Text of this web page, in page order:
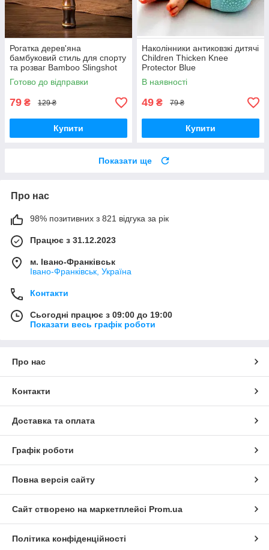
Рогатка дерев'яна
бамбуковий стиль для спорту
та розваг Bamboo Slingshot
Готово до відправки
79 ₴ 129 ₴
Купити
Наколінники антиковзкі дитячі
Children Thicken Knee
Protector Blue
В наявності
49 ₴ 79 ₴
Купити
Показати ще
Про нас
98% позитивних з 821 відгука за рік
Працює з 31.12.2023
м. Івано-Франківськ
Івано-Франківськ, Україна
Контакти
Сьогодні працює з 09:00 до 19:00
Показати весь графік роботи
Про нас
Контакти
Доставка та оплата
Графік роботи
Повна версія сайту
Сайт створено на маркетплейсі Prom.ua
Політика конфіденційності